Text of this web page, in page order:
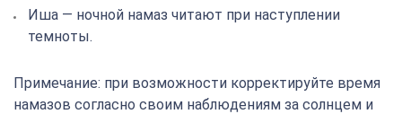
Иша — ночной намаз читают при наступлении
темноты.
Примечание: при возможности корректируйте время
намазов согласно своим наблюдениям за солнцем и